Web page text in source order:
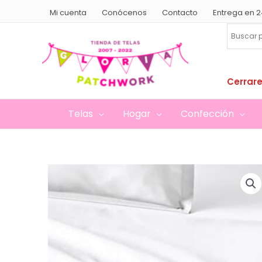
Mi cuenta Conócenos Contacto Entrega en
Telas Hogar Confección